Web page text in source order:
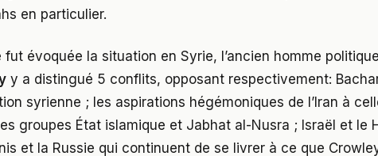
en particulier.
fut évoquée la situation en Syrie, l’ancien homme
y a distingué 5 conflits, opposant respectivement:
syrienne ; les aspirations hégémoniques de l’Iran à
groupes État islamique et Jabhat al-Nusra ; Israël et le
et la Russie qui continuent de se livrer à ce que